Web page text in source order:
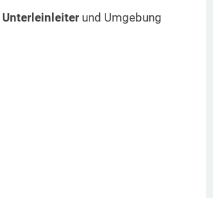
Unterleinleiter und Umgebung